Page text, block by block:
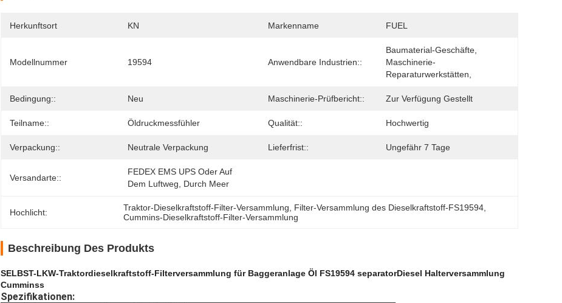
Herkunftsort KN Markenname FUEL
Modellnummer 19594 Anwendbare Industrien::
Baumaterial-Geschäfte,
Maschinerie-
Reparaturwerkstätten,
Bedingung:: Neu Maschinerie-Prüfbericht:: Zur Verfügung Gestellt
Teilname:: Öldruckmessfühler Qualität:: Hochwertig
Verpackung:: Neutrale Verpackung Lieferfrist:: Ungefähr 7 Tage
Versandarte::
FEDEX EMS UPS Oder Auf
Dem Luftweg, Durch Meer
Hochlicht: Traktor-Dieselkraftstoff-Filter-Versammlung Filter-Versammlung des Dieselkraftstoff-FS19594
Cummins-Dieselkraftstoff-Filter-Versammlung
Beschreibung Des Produkts
SELBST-LKW-Traktordieselkraftstoff-Filterversammlung für Baggeranlage Öl FS19594 separatorDiesel Halterversammlung
Cumminss
Spezifikationen: